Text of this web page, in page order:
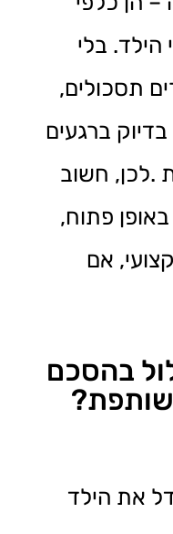
הילד. בלי
תסכולים,
בדיוק ברגעים
.לכן, חשוב
פתוח,
אם
בהסכם
את הילד